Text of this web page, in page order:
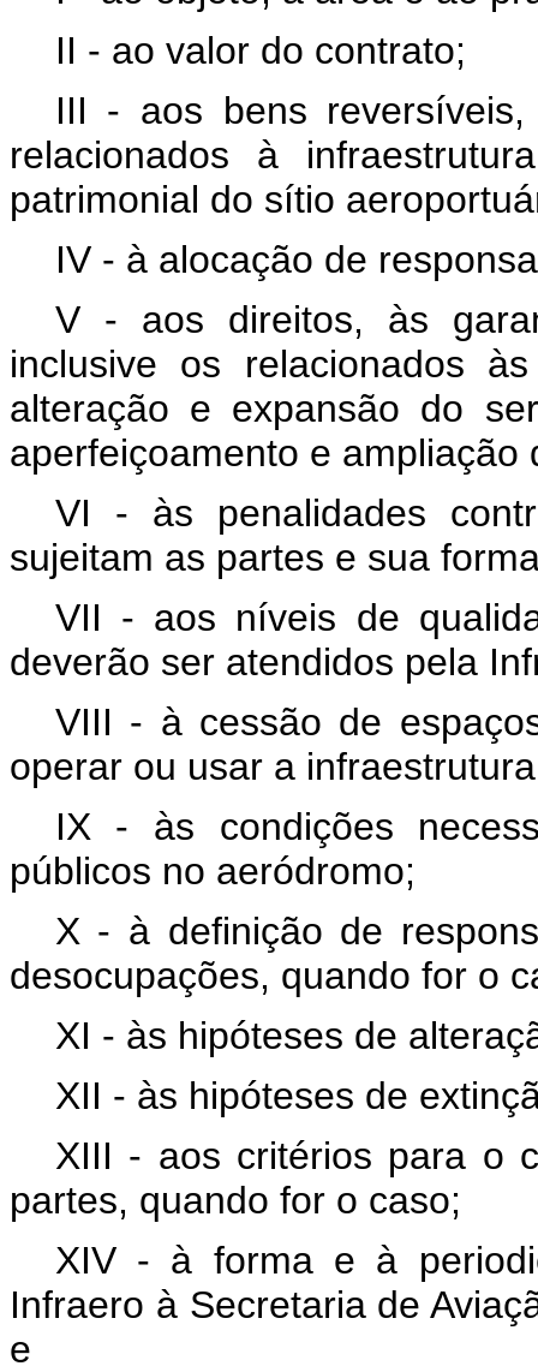
II - ao valor do contrato;
III - aos bens
relacionados à
patrimonial do sítio
IV - à alocação de
V - aos direitos, às
inclusive os relacionados
alteração e expansão do
aperfeiçoamento e
VI - às penalidades
sujeitam as partes e sua
VII - aos níveis de
deverão ser atendidos pela
VIII - à cessão de
operar ou usar a
IX - às condições
públicos no aeródromo;
X - à definição de
desocupações, quando for o
XI - às hipóteses de
XII - às hipóteses de
XIII - aos critérios para o
partes, quando for o caso;
XIV - à forma e à
Infraero à Secretaria de
e